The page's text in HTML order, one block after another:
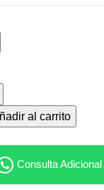
al carrito
Consulta